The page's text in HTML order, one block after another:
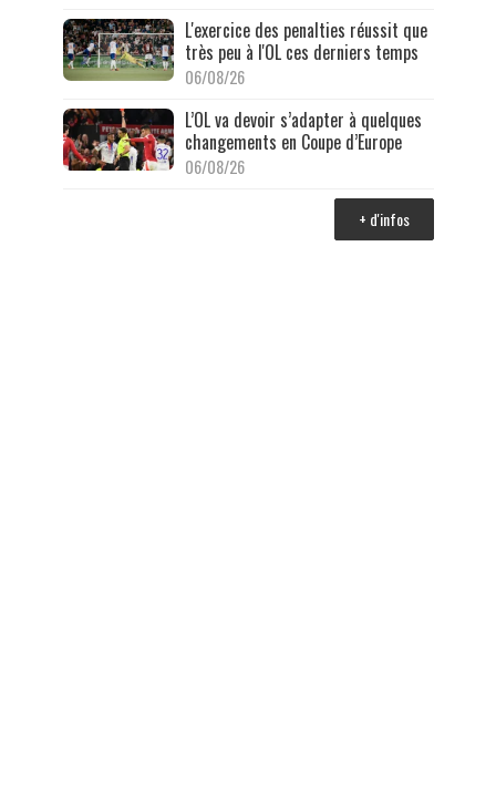
L'exercice des penalties réussit que
très peu à l'OL ces derniers temps
06/08/26
L’OL va devoir s’adapter à quelques
changements en Coupe d’Europe
06/08/26
+ d'infos